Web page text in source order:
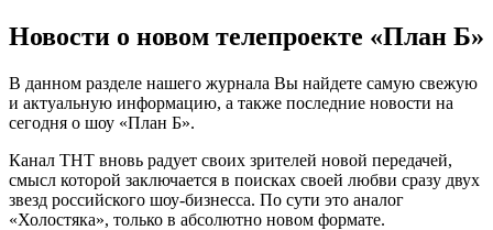
Новости о новом телепроекте «План Б»
В данном разделе нашего журнала Вы найдете самую свежую
и актуальную информацию, а также последние новости на
сегодня о шоу «План Б».
Канал ТНТ вновь радует своих зрителей новой передачей,
смысл которой заключается в поисках своей любви сразу двух
звезд российского шоу-бизнесса. По сути это аналог
«Холостяка», только в абсолютно новом формате.